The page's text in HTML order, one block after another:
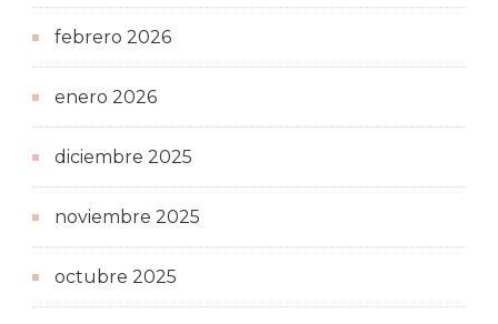
febrero 2026
enero 2026
diciembre 2025
noviembre 2025
octubre 2025